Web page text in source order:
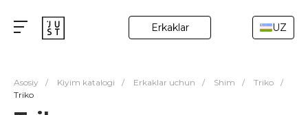
Erkaklar UZ
Asosiy / Kiyim katalogi / Erkaklar uchun / Shim / Triko
/
Triko